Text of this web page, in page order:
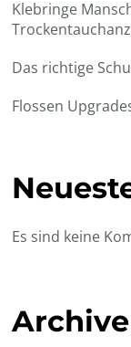
Klebringe
Das richtige
Flossen
Es sind keine
Archive